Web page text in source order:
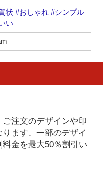
状 #おしゃれ #シンプル
い
注文のデザインや印
ます。一部のデザイ
金を最大50％割引い